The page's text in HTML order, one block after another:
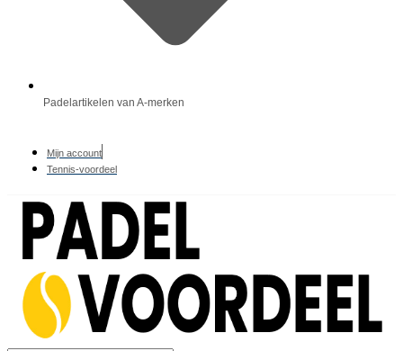
Padelartikelen van A-merken
Mijn account
Tennis-voordeel